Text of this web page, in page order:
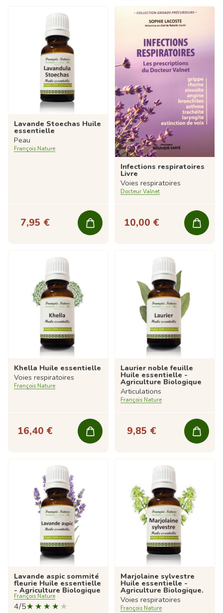
Lavande Stoechas Huile
essentielle
Peau
François Nature
7,95 €
Infections respiratoires
Livre
Voies respiratoires
Docteur Valnet
10,00 €
Khella Huile essentielle
Voies respiratoires
François Nature
16,40 €
Laurier noble feuille
Huile essentielle -
Agriculture Biologique
Articulations
François Nature
9,85 €
Lavande aspic sommité
fleurie Huile essentielle
- Agriculture Biologique
François Nature
4/5
Marjolaine sylvestre
Huile essentielle -
Agriculture Biologique.
Voies respiratoires
François Nature